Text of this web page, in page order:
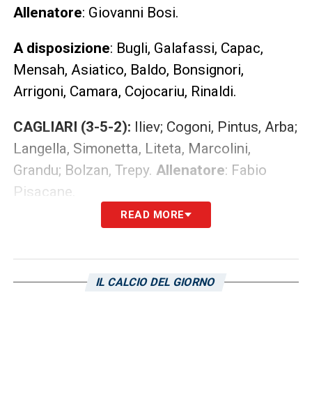
Allenatore: Giovanni Bosi.
A disposizione: Bugli, Galafassi, Capac,
Mensah, Asiatico, Baldo, Bonsignori,
Arrigoni, Camara, Cojocariu, Rinaldi.
CAGLIARI (3-5-2): Iliev; Cogoni, Pintus, Arba;
Langella, Simonetta, Liteta, Marcolini,
Grandu; Bolzan, Trepy. Allenatore: Fabio
Pisacane.
A disposizione: Auseklis, Collu, Balde,
READ MORE
IL CALCIO DEL GIORNO